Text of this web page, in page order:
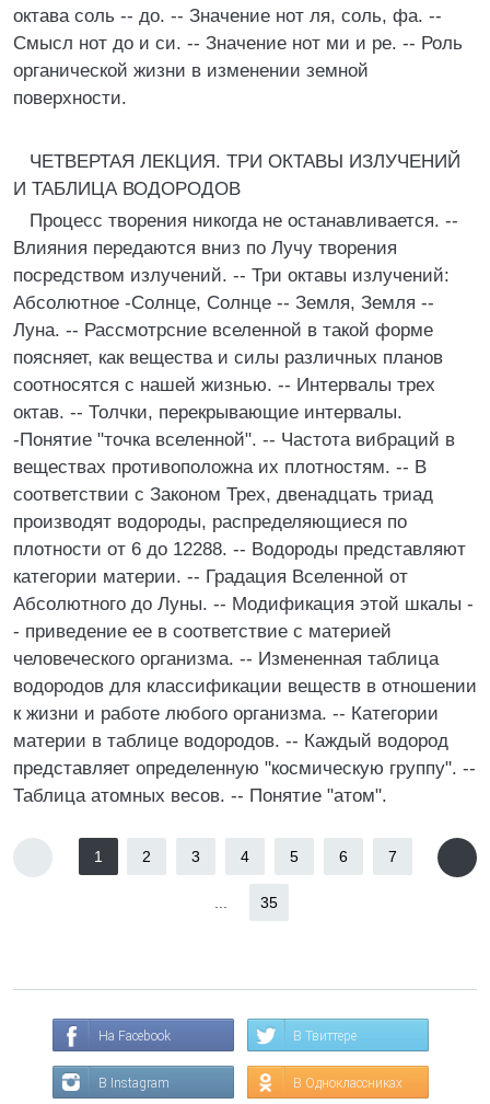
октава coль -- дo. -- Значение нот ля, соль, фа. --
Смысл нот дo и си. -- Значение нот ми и ре. -- Роль
органической жизни в изменении земной
поверхности.
ЧЕТВЕРТАЯ ЛЕКЦИЯ. ТРИ ОКТАВЫ ИЗЛУЧЕНИЙ
И ТАБЛИЦА ВОДОРОДОВ
Процесс творения никогда не останавливается. --
Влияния передаются вниз по Лучу творения
посредством излучений. -- Три октавы излучений:
Абсолютное -Солнце, Солнце -- Земля, Земля --
Луна. -- Рассмотрсние вселенной в такой форме
поясняет, как вещества и силы различных планов
соотносятся с нашей жизнью. -- Интервалы трех
октав. -- Толчки, перекрывающие интервалы.
-Понятие "точка вселенной". -- Частота вибраций в
веществах противоположна их плотностям. -- В
соответствии с Законом Трех, двенадцать триад
производят водороды, распределяющиеся по
плотности от 6 до 12288. -- Водороды представляют
категории материи. -- Градация Вселенной от
Абсолютного до Луны. -- Модификация этой шкалы -
- приведение ее в соответствие с материей
человеческого организма. -- Измененная таблица
водородов для классификации веществ в отношении
к жизни и работе любого организма. -- Категории
материи в таблице водородов. -- Каждый водород
представляет определенную "космическую группу". --
Таблица атомных весов. -- Понятие "атом".
1 2 3 4 5 6 7
35
На Facebook В Твиттере
В Instagram В Одноклассниках